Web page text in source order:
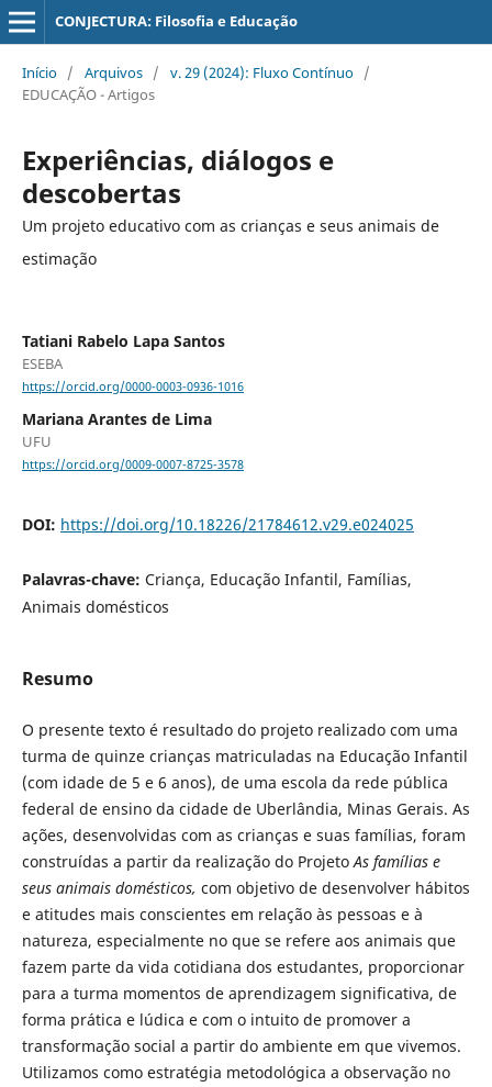
CONJECTURA: Filosofia e Educação
Início / Arquivos / v. 29 (2024): Fluxo Contínuo /
EDUCAÇÃO - Artigos
Experiências, diálogos e
descobertas
Um projeto educativo com as crianças e seus animais de
estimação
Tatiani Rabelo Lapa Santos
ESEBA
https://orcid.org/0000-0003-0936-1016
Mariana Arantes de Lima
UFU
https://orcid.org/0009-0007-8725-3578
DOI: https://doi.org/10.18226/21784612.v29.e024025
Palavras-chave: Criança, Educação Infantil, Famílias,
Animais domésticos
Resumo
O presente texto é resultado do projeto realizado com uma
turma de quinze crianças matriculadas na Educação Infantil
(com idade de 5 e 6 anos), de uma escola da rede pública
federal de ensino da cidade de Uberlândia, Minas Gerais. As
ações, desenvolvidas com as crianças e suas famílias, foram
construídas a partir da realização do ProjetoAs famílias e
seus animais domésticos, com objetivo de desenvolver hábitos
e atitudes mais conscientes em relação às pessoas e à
natureza, especialmente no que se refere aos animais que
fazem parte da vida cotidiana dos estudantes, proporcionar
para a turma momentos de aprendizagem significativa, de
forma prática e lúdica e com o intuito de promover a
transformação social a partir do ambiente em que vivemos.
Utilizamos como estratégia metodológica a observação no